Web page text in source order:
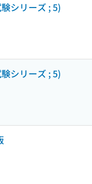
シリーズ ; 5)
シリーズ ; 5)